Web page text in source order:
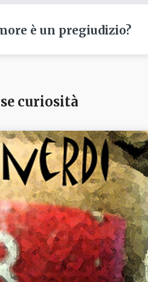
è un pregiudizio?
curiosità